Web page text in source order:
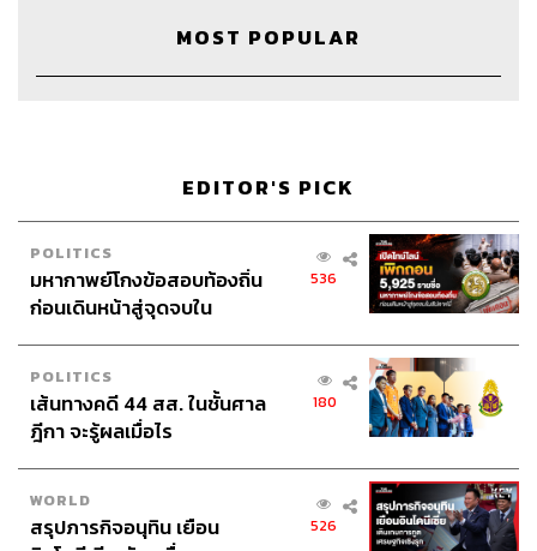
MOST POPULAR
EDITOR'S PICK
POLITICS
มหากาพย์โกงข้อสอบท้องถิ่น
ก่อนเดินหน้าสู่จุดจบใน
536
POLITICS
เส้นทางคดี 44 สส. ในชั้นศาล
ฎีกา จะรู้ผลเมื่อไร
180
WORLD
สรุปภารกิจอนุทิน เยือน
526